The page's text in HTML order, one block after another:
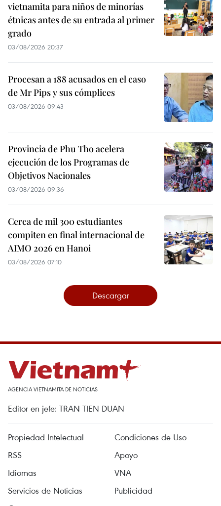
vietnamita para niños de minorías
étnicas antes de su entrada al primer
grado
03/08/2026 20:37
Procesan a 188 acusados en el caso
de Mr Pips y sus cómplices
03/08/2026 09:43
Provincia de Phu Tho acelera
ejecución de los Programas de
Objetivos Nacionales
03/08/2026 09:36
Cerca de mil 300 estudiantes
compiten en final internacional de
AIMO 2026 en Hanoi
03/08/2026 07:10
Descargar
AGENCIA VIETNAMITA DE NOTICIAS
Editor en jefe: TRAN TIEN DUAN
Propiedad Intelectual
Condiciones de Uso
RSS
Apoyo
Idiomas
VNA
Servicios de Noticias
Publicidad